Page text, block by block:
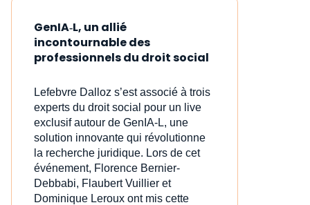
GenIA‑L, un allié
incontournable des
professionnels du droit social
Lefebvre Dalloz s’est associé à trois
experts du droit social pour un live
exclusif autour de GenIA‑L, une
solution innovante qui révolutionne
la recherche juridique. Lors de cet
événement, Florence Bernier-
Debbabi, Flaubert Vuillier et
Dominique Leroux ont mis cette